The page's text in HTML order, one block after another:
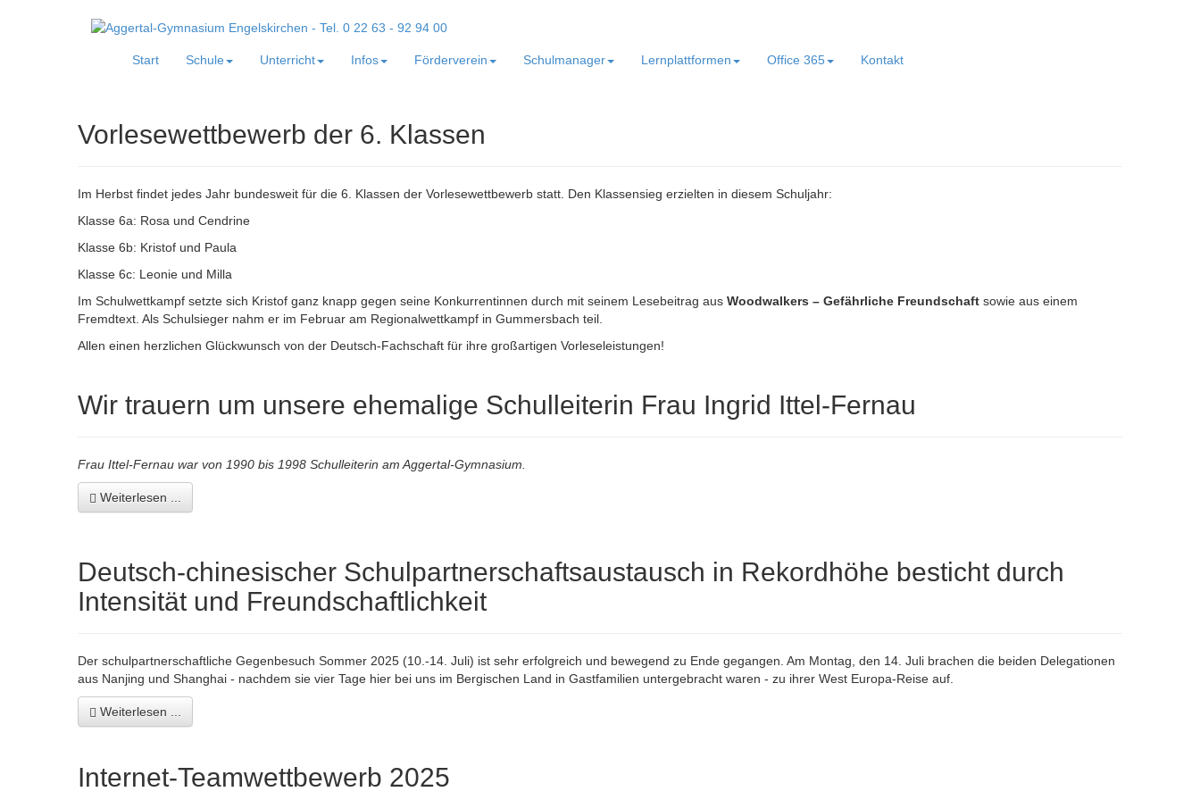
Start Schule Unterricht Infos Förderverein Schulmanager Lernplattformen Office 365 Kontakt
Vorlesewettbewerb der 6. Klassen
Im Herbst findet jedes Jahr bundesweit für die 6. Klassen der Vorlesewettbewerb statt. Den Klassensieg erzielten in diesem Schuljahr:
Klasse 6a: Rosa und Cendrine
Klasse 6b: Kristof und Paula
Klasse 6c: Leonie und Milla
Im Schulwettkampf setzte sich Kristof ganz knapp gegen seine Konkurrentinnen durch mit seinem Lesebeitrag aus Woodwalkers – Gefährliche Freundschaft sowie aus einem
Fremdtext. Als Schulsieger nahm er im Februar am Regionalwettkampf in Gummersbach teil.
Allen einen herzlichen Glückwunsch von der Deutsch-Fachschaft für ihre großartigen Vorleseleistungen!
Wir trauern um unsere ehemalige Schulleiterin Frau Ingrid Ittel-Fernau
Frau Ittel-Fernau war von 1990 bis 1998 Schulleiterin am Aggertal-Gymnasium.
Weiterlesen ...
Deutsch-chinesischer Schulpartnerschaftsaustausch in Rekordhöhe besticht durch
Intensität und Freundschaftlichkeit
Der schulpartnerschaftliche Gegenbesuch Sommer 2025 (10.-14. Juli) ist sehr erfolgreich und bewegend zu Ende gegangen. Am Montag, den 14. Juli brachen die beiden Delegationen
aus Nanjing und Shanghai - nachdem sie vier Tage hier bei uns im Bergischen Land in Gastfamilien untergebracht waren - zu ihrer West Europa-Reise auf.
Weiterlesen ...
Internet-Teamwettbewerb 2025